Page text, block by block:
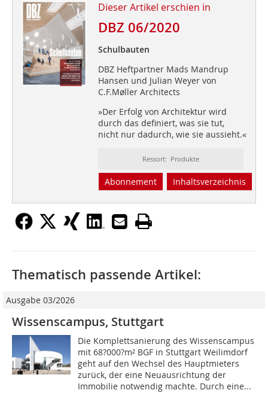
Dieser Artikel erschien in
DBZ 06/2020
Schulbauten
DBZ Heftpartner Mads Mandrup
Hansen und Julian Weyer von
C.F.Møller Architects
»Der Erfolg von Architektur wird
durch das definiert, was sie tut,
nicht nur dadurch, wie sie aussieht.«
Ressort: Produkte
Abonnement Inhaltsverzeichnis
Thematisch passende Artikel:
Ausgabe 03/2026
Wissenscampus, Stuttgart
Die Komplettsanierung des Wissenscampus
mit 68?000?m² BGF in Stuttgart Weilimdorf
geht auf den Wechsel des Hauptmieters
zurück, der ­eine Neuausrichtung der
Immobilie notwendig machte. Durch eine...